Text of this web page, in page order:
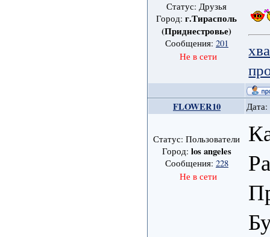
Статус: Друзья
Город:г.Тирасполь
(Приднестровье)
Сообщения: 201
Не в сети
FLOWER10
Статус: Пользователи
Город: los angeles
Сообщения: 228
Не в сети